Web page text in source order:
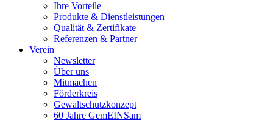
Ihre Vorteile
Produkte & Dienstleistungen
Qualität & Zertifikate
Referenzen & Partner
Verein
Newsletter
Über uns
Mitmachen
Förderkreis
Gewaltschutzkonzept
60 Jahre GemEINSam